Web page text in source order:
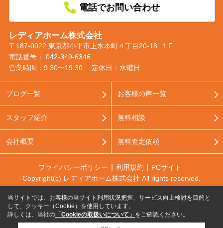
電話でお問い合わせ
レディアホーム株式会社
〒187-0022 東京都小平市上水本町４丁目20-18 １F
電話番号： 042-349-6346
営業時間：9:30〜19:30
定休日：水曜日
ブログ一覧
スタッフ紹介
会社概要
お客様の声一覧
無料相談
無料査定依頼
プライバシーポリシー 利用規約
PCサイト
Copyright(c) レディアホーム株式会社 All rights reserved.
当サイトでは、お客様の当サイト利用状況把握、サービス向上検討を目的と
して、クッキー（Cookie）を使用しています。
詳しくは、当社の 「Cookieの取扱いについて」 をご確認ください。